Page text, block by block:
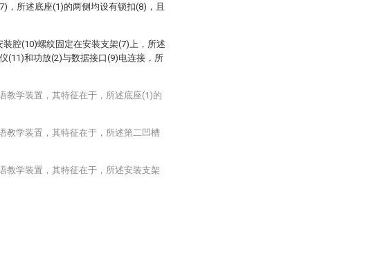
，所述底座(1)的两侧均设有锁扣(8)，且
腔(10)螺纹固定在安装支架(7)上，所述
(11)和功放(2)与数据接口(9)电连接，所
教学装置，其特征在于，所述底座(1)的
教学装置，其特征在于，所述第二凹槽
教学装置，其特征在于，所述安装支架